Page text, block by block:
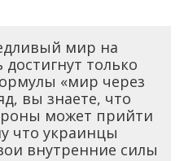
мир на
только
«мир через
вы знаете, что
может прийти
что украинцы
внутренние силы